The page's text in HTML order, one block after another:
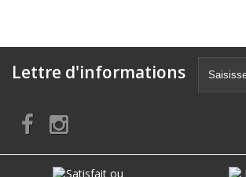
Lettre d'informations